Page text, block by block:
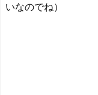
いなのでね）